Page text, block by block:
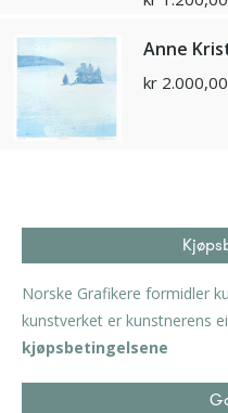
Anne
kr 2.000,00
Norske Grafikere formidler
kunstverket er kunstnerens
kjøpsbetingelsene